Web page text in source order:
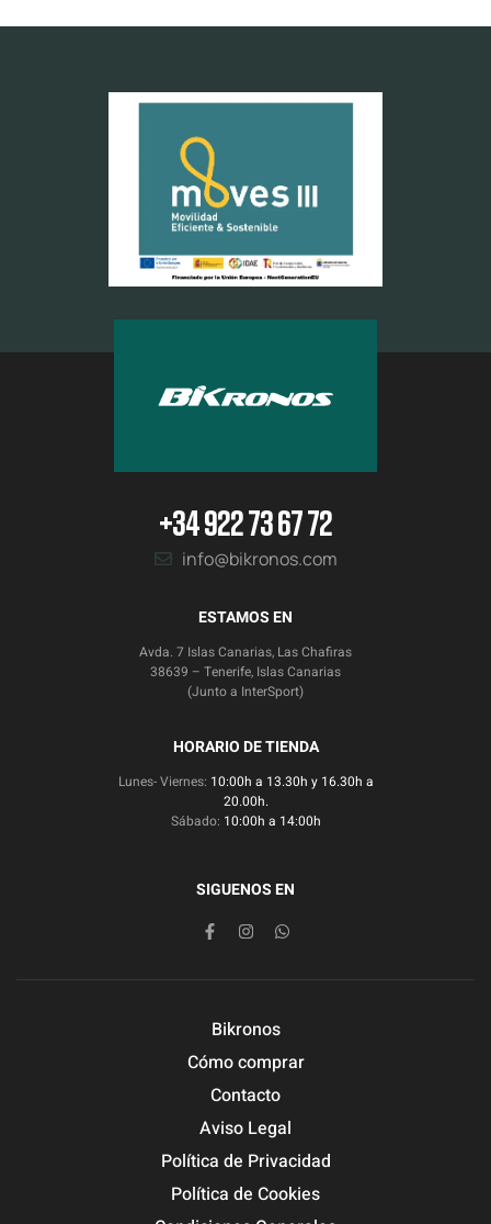
+34 922 73 67 72
info@bikronos.com
ESTAMOS EN
Avda. 7 Islas Canarias, Las Chafiras
38639 – Tenerife, Islas Canarias
(Junto a InterSport)
HORARIO DE TIENDA
Lunes- Viernes: 10:00h a 13.30h y 16.30h a
20.00h.
Sábado: 10:00h a 14:00h
SIGUENOS EN
Bikronos
Cómo comprar
Contacto
Aviso Legal
Política de Privacidad
Política de Cookies